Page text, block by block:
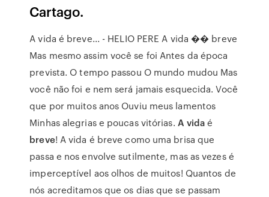
Cartago.
A vida é breve... - HELIO PERE A vida �� breve
Mas mesmo assim você se foi Antes da época
prevista. O tempo passou O mundo mudou Mas
você não foi e nem será jamais esquecida. Você
que por muitos anos Ouviu meus lamentos
Minhas alegrias e poucas vitórias. A vidaé
breve! A vida é breve como uma brisa que
passa e nos envolve sutilmente, mas as vezes é
imperceptível aos olhos de muitos! Quantos de
nós acreditamos que os dias que se passam